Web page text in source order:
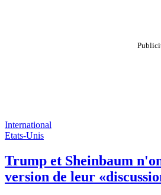
International
Etats-Unis
Trump et Sheinbaum
version de leur